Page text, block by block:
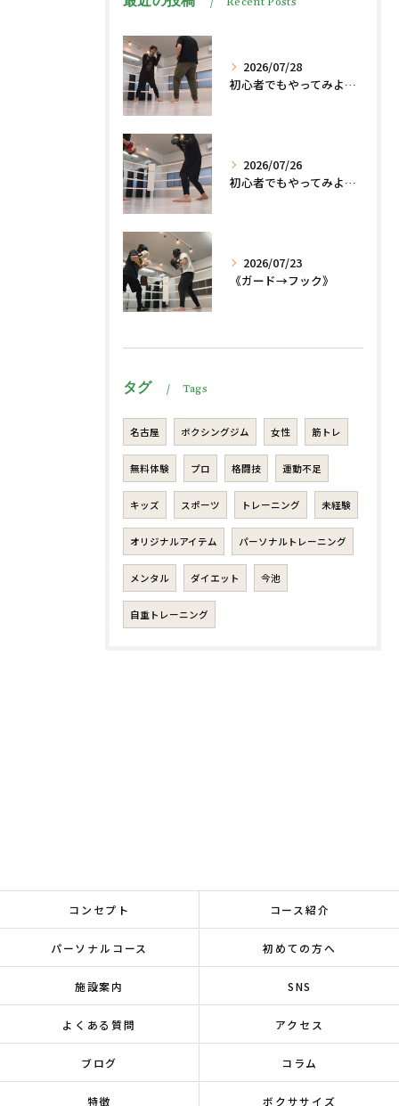
2026/07/28
初心者でもやってみよう、格闘技でダイエット脂肪燃焼🔥
2026/07/26
初心者でもやってみよう、格闘技でダイエット、脂肪燃焼🔥
2026/07/23
《ガード→フック》
タグ Tags
名古屋 ボクシングジム 女性 筋トレ
無料体験 プロ 格闘技 運動不足
キッズ スポーツ トレーニング 未経験
オリジナルアイテム パーソナルトレーニング
メンタル ダイエット 今池
自重トレーニング
コンセプト コース紹介
パーソナルコース 初めての方へ
施設案内 SNS
よくある質問 アクセス
ブログ コラム
特徴 ボクササイズ